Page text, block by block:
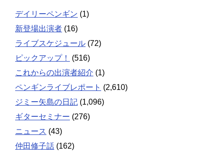
デイリーペンギン (1)
新登場出演者 (16)
ライブスケジュール (72)
ピックアップ！
(516)
これからの出演者紹介 (1)
ペンギンライブレポート (2,610)
ジミー矢島の日記 (1,096)
ギターセミナー (276)
ニュース (43)
仲田修子話 (162)